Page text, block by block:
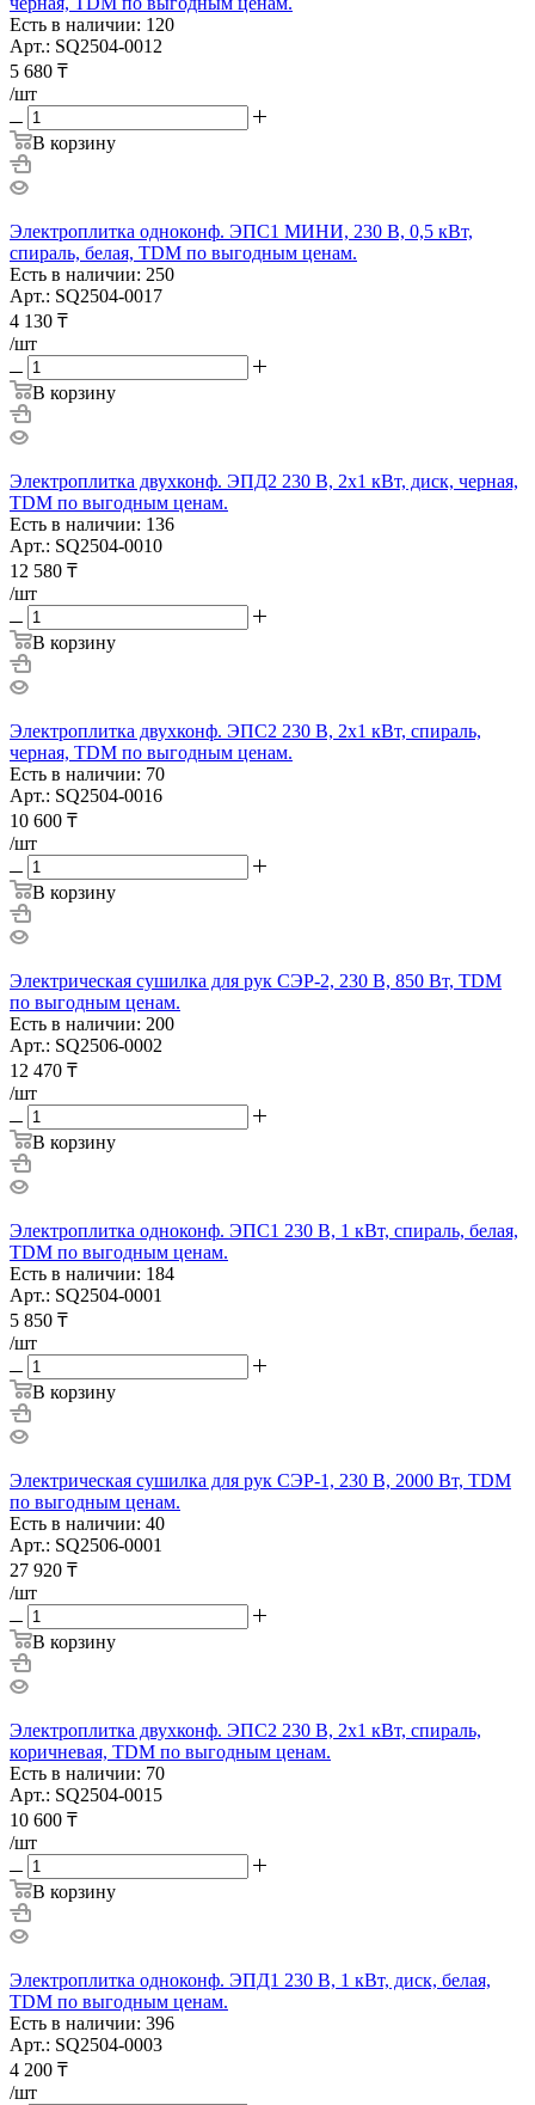
Есть в наличии: 120
Арт.: SQ2504-0012
5 680 ₸
/шт
В корзину
Электроплитка одноконф. ЭПС1 МИНИ, 230 В, 0,5 кВт,
спираль, белая, TDM по выгодным ценам.
Есть в наличии: 250
Арт.: SQ2504-0017
4 130 ₸
/шт
В корзину
Электроплитка двухконф. ЭПД2 230 В, 2х1 кВт, диск, черная,
TDM по выгодным ценам.
Есть в наличии: 136
Арт.: SQ2504-0010
12 580 ₸
/шт
В корзину
Электроплитка двухконф. ЭПС2 230 В, 2х1 кВт, спираль,
черная, TDM по выгодным ценам.
Есть в наличии: 70
Арт.: SQ2504-0016
10 600 ₸
/шт
В корзину
Электрическая сушилка для рук СЭР-2, 230 В, 850 Вт, TDM
по выгодным ценам.
Есть в наличии: 200
Арт.: SQ2506-0002
12 470 ₸
/шт
В корзину
Электроплитка одноконф. ЭПС1 230 В, 1 кВт, спираль, белая,
TDM по выгодным ценам.
Есть в наличии: 184
Арт.: SQ2504-0001
5 850 ₸
/шт
В корзину
Электрическая сушилка для рук СЭР-1, 230 В, 2000 Вт, TDM
по выгодным ценам.
Есть в наличии: 40
Арт.: SQ2506-0001
27 920 ₸
/шт
В корзину
Электроплитка двухконф. ЭПС2 230 В, 2х1 кВт, спираль,
коричневая, TDM по выгодным ценам.
Есть в наличии: 70
Арт.: SQ2504-0015
10 600 ₸
/шт
В корзину
Электроплитка одноконф. ЭПД1 230 В, 1 кВт, диск, белая,
TDM по выгодным ценам.
Есть в наличии: 396
Арт.: SQ2504-0003
4 200 ₸
/шт